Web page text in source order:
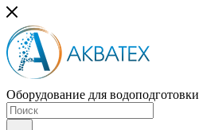
Оборудование для водоподготовки